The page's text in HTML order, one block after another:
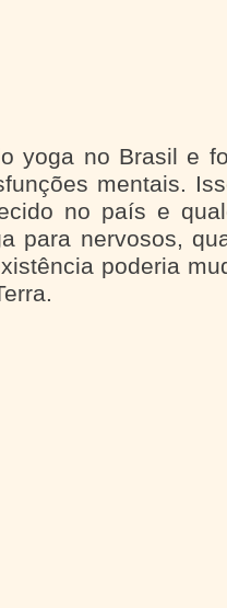
yoga no Brasil e
mentais.
no país e
para nervosos,
poderia